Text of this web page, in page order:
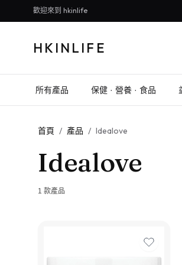
歡迎來到 hkinlife
HKINLIFE
所有產品 保健 · 營養 · 食品
首頁 / 產品 / Idealove
Idealove
1 款產品